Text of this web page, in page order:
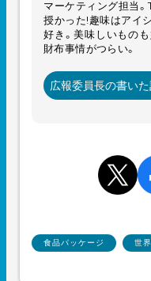
マーケティング担当
授かった!趣味はアイ
好き。美味しいもの
財布事情がつらい。
広報委員長の書い
食品パッケージ 世